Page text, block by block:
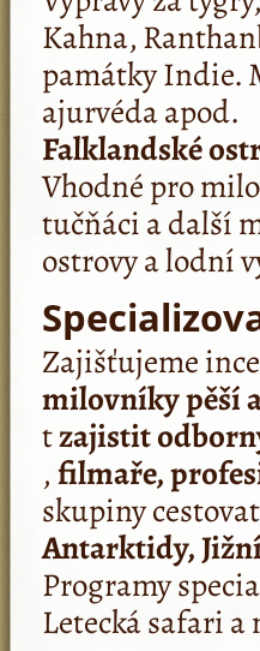
Kahna,
památky Indie.
ajurvéda apod.
Falklandské
Vhodné pro
tučňáci a další
ostrovy a lodní
Zajišťujeme
milovníky pěší
tzajistit
,filmaře,
skupiny
Antarktidy,
Programy
Letecká safari